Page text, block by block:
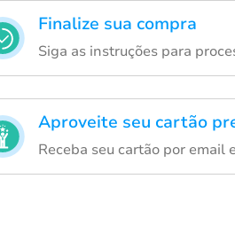
Finalize sua compra
Siga as instruções para
Aproveite seu cartão
Receba seu cartão por email